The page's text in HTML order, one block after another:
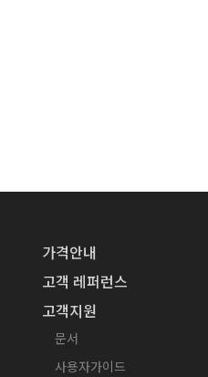
가격안내
고객 레퍼런스
고객지원
문서
사용자가이드